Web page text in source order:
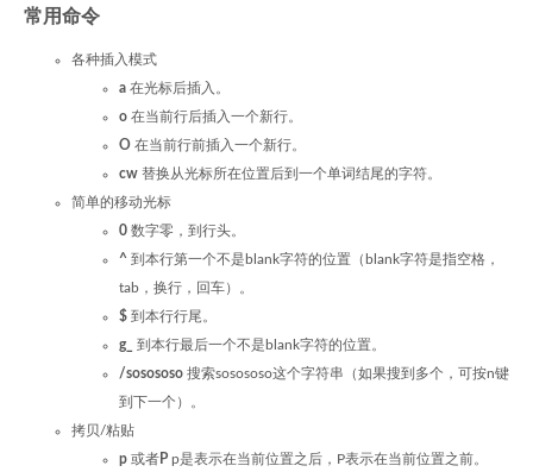
常用命令
各种插入模式
a 在光标后插入。
o 在当前行后插入一个新行。
O 在当前行前插入一个新行。
cw 替换从光标所在位置后到一个单词结尾的字符。
简单的移动光标
0 数字零，到行头。
^ 到本行第一个不是blank字符的位置（blank字符是指空格，
tab，换行，回车）。
$ 到本行行尾。
g_
到本行最后一个不是blank字符的位置。
/sosososo 搜索sosososo这个字符串（如果搜到多个，可按n键
到下一个）。
拷贝/粘贴
p 或者P p是表示在当前位置之后，P表示在当前位置之前。